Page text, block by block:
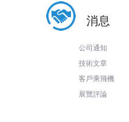
消息
公司通知
技術文章
客戶乘飛機
展覽評論